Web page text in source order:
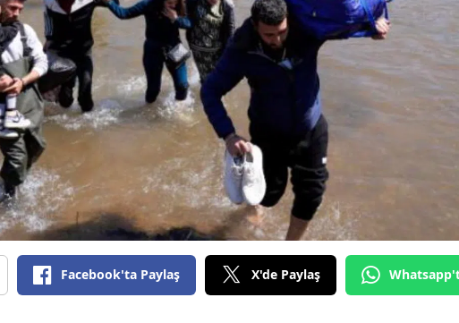
Facebook'ta Paylaş X'de Paylaş